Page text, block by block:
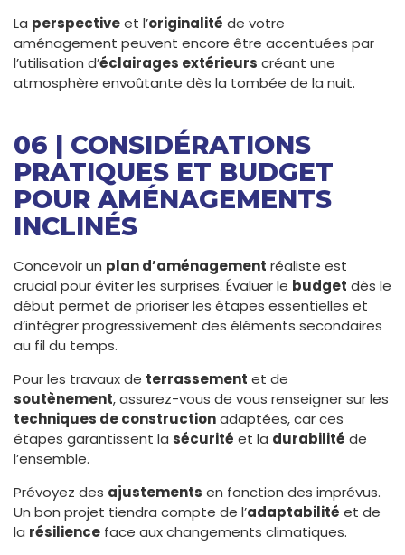
La perspectiveet l’originalité de votre
aménagement peuvent encore être accentuées par
l’utilisation d’éclairages extérieurs créant une
atmosphère envoûtante dès la tombée de la nuit.
06 | CONSIDÉRATIONS
PRATIQUES ET BUDGET
POUR AMÉNAGEMENTS
INCLINÉS
Concevoir un plan d’aménagement réaliste est
crucial pour éviter les surprises. Évaluer le budget dès le
début permet de prioriser les étapes essentielles et
d’intégrer progressivement des éléments secondaires
au fil du temps.
Pour les travaux de terrassement et de
soutènement, assurez-vous de vous renseigner sur les
techniques de constructionadaptées, car ces
étapes garantissent la sécurité et la durabilité de
l’ensemble.
Prévoyez des ajustements en fonction des imprévus.
Un bon projet tiendra compte de l’adaptabilité et de
la résilience face aux changements climatiques.